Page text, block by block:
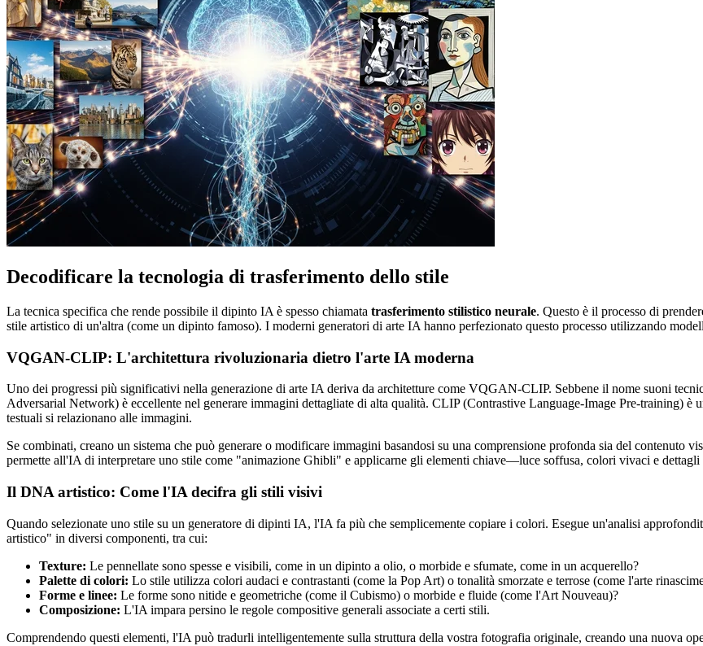
Decodificare la tecnologia di trasferimento dello stile
La tecnica specifica che rende possibile il dipinto IA è spesso chiamata trasferimento stilistico neurale. Questo è il processo di
stile artistico di un'altra (come un dipinto famoso). I moderni generatori di arte IA hanno perfezionato questo processo utilizzando
VQGAN-CLIP: L'architettura rivoluzionaria dietro l'arte IA moderna
Uno dei progressi più significativi nella generazione di arte IA deriva da architetture come VQGAN-CLIP. Sebbene il nome suoni
Adversarial Network) è eccellente nel generare immagini dettagliate di alta qualità. CLIP (Contrastive Language-Image Pre-training)
testuali si relazionano alle immagini.
Se combinati, creano un sistema che può generare o modificare immagini basandosi su una comprensione profonda sia del contenuto
permette all'IA di interpretare uno stile come "animazione Ghibli" e applicarne gli elementi chiave—luce soffusa, colori vivaci e
Il DNA artistico: Come l'IA decifra gli stili visivi
Quando selezionate uno stile su un generatore di dipinti IA, l'IA fa più che semplicemente copiare i colori. Esegue un'analisi
artistico" in diversi componenti, tra cui:
Texture: Le pennellate sono spesse e visibili, come in un dipinto a olio, o morbide e sfumate, come in un acquerello?
Palette di colori: Lo stile utilizza colori audaci e contrastanti (come la Pop Art) o tonalità smorzate e terrose (come l'arte
Forme e linee: Le forme sono nitide e geometriche (come il Cubismo) o morbide e fluide (come l'Art Nouveau)?
Composizione: L'IA impara persino le regole compositive generali associate a certi stili.
Comprendendo questi elementi, l'IA può tradurli intelligentemente sulla struttura della vostra fotografia originale, creando una nuova